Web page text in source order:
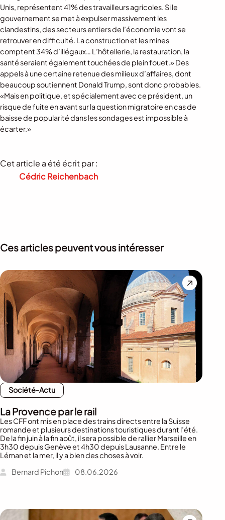
Unis, représentent 41% des travailleurs agricoles. Si le
gouvernement se met à expulser massivement les
clandestins, des secteurs entiers de l’économie vont se
retrouver en difficulté. La construction et les mines
comptent 34% d’illégaux… L’hôtellerie, la restauration, la
santé seraient également touchées de plein fouet.» Des
appels à une certaine retenue des milieux d’affaires, dont
beaucoup soutiennent Donald Trump, sont donc probables.
«Mais en politique, et spécialement avec ce président, un
risque de fuite en avant sur la question migratoire en cas de
baisse de popularité dans les sondages est impossible à
écarter.»
Cet article a été écrit par :
Cédric Reichenbach
Ces articles peuvent vous intéresser
Société-Actu
La Provence par le rail
Les CFF ont mis en place des trains directs entre la Suisse
romande et plusieurs destinations touristiques durant l’été.
De la fin juin à la fin août, il sera possible de rallier Marseille en
3h30 depuis Genève et 4h30 depuis Lausanne. Entre le
Léman et la mer, il y a bien des choses à voir.
Bernard Pichon
08.06.2026